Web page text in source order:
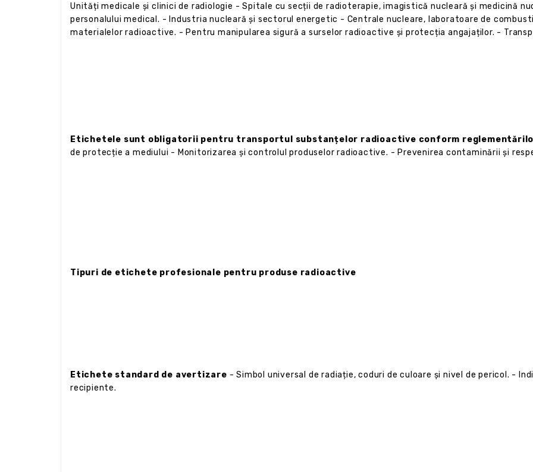
Unități medicale și clinici de radiologie - Spitale cu secții de radioterapie, imagistică nucleară și medicină
personalului medical. - Industria nucleară și sectorul energetic - Centrale nucleare, laboratoare de
materialelor radioactive. - Pentru manipularea sigură a surselor radioactive și protecția angajaților. -
Etichetele sunt obligatorii pentru transportul substanțelor radioactive conform
de protecție a mediului - Monitorizarea și controlul produselor radioactive. - Prevenirea contaminării și
Tipuri de etichete profesionale pentru produse radioactive
Etichete standard de avertizare - Simbol universal de radiație, coduri de culoare și nivel de pericol. -
recipiente.